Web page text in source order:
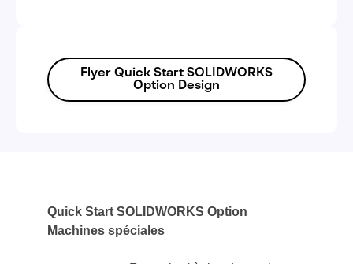
Flyer Quick Start SOLIDWORKS
Option Design
Quick Start SOLIDWORKS Option
Machines spéciales